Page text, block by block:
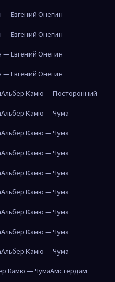
Евгений Онегин
Евгений Онегин
Евгений Онегин
Евгений Онегин
Альбер Камю — Посторонний
Альбер Камю — Чума
Альбер Камю — Чума
Альбер Камю — Чума
Альбер Камю — Чума
Альбер Камю — Чума
Альбер Камю — Чума
Альбер Камю — Чума
Альбер Камю — Чума
Камю — ЧумаАмстердам